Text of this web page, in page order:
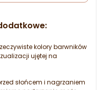
kolory barwników
ujętej na
słońcem i nagrzaniem